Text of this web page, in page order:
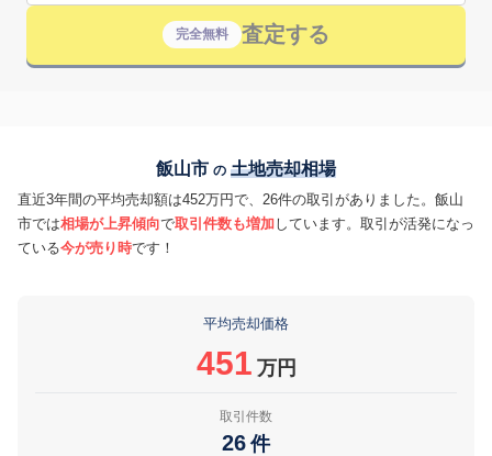
完全無料 査定する
飯山市 の 土地売却相場
直近3年間の平均売却額は452万円で、26件の取引がありました。飯山
市では相場が上昇傾向で取引件数も増加しています。取引が活発になっ
ている今が売り時です！
平均売却価格
451 万円
取引件数
26 件